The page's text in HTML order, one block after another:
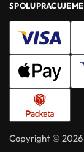
SPOLUPRACUJEME
Copyright © 2026